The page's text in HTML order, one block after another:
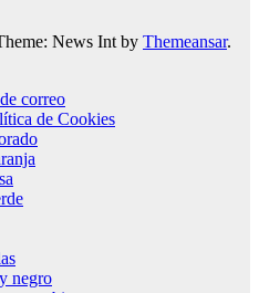
News Int by Themeansar.
correo
de Cookies
negro